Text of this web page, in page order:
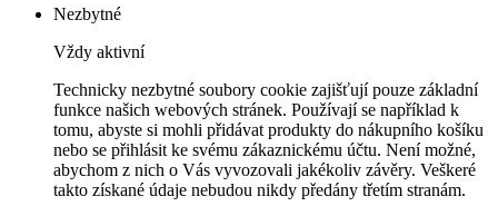
Nezbytné
Vždy aktivní
Technicky nezbytné soubory cookie zajišťují pouze základní
funkce našich webových stránek. Používají se například k
tomu, abyste si mohli přidávat produkty do nákupního košíku
nebo se přihlásit ke svému zákaznickému účtu. Není možné,
abychom z nich o Vás vyvozovali jakékoliv závěry. Veškeré
takto získané údaje nebudou nikdy předány třetím stranám.